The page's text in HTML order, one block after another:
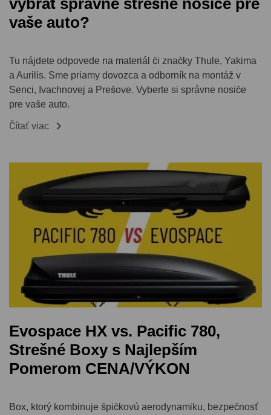
vybrať správne strešné nosiče pre
vaše auto?
Tu nájdete odpovede na materiál či značky Thule, Yakima
a Aurilis. Sme priamy dovozca a odborník na montáž v
Senci, Ivachnovej a Prešove. Vyberte si správne nosiče
pre vaše auto.
Čítať viac 
Evospace HX vs. Pacific 780,
Strešné Boxy s Najlepším
Pomerom CENA/VÝKON
Box, ktorý kombinuje špičkovú aerodynamiku, bezpečnosť